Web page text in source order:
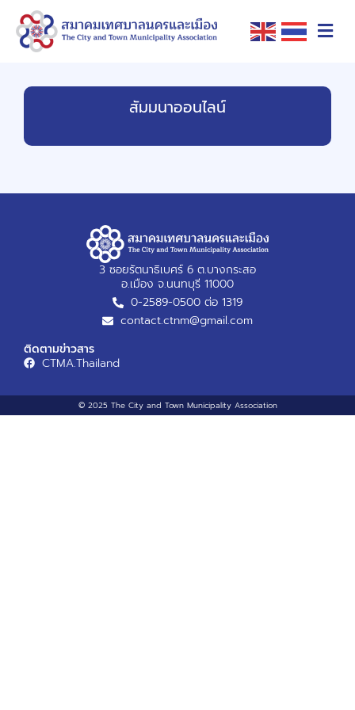
สัมมนาออนไลน์
3 ซอยรัตนาธิเบศร์ 6 ต.บางกระสอ
อ.เมือง จ.นนทบุรี 11000
0-2589-0500 ต่อ 1319
contact.ctnm@gmail.com
ติดตามข่าวสาร
CTMA.Thailand
© 2025 The City and Town Municipality Association